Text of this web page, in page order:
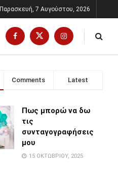
Παρασκευή, 7 Αυγούστου, 2026
Comments Latest
Πως μπορώ να δω
τις
συνταγογραφήσεις
μου
15 ΟΚΤΩΒΡΊΟΥ, 2025